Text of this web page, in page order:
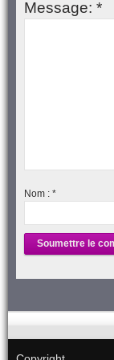
Message: *
Nom : *